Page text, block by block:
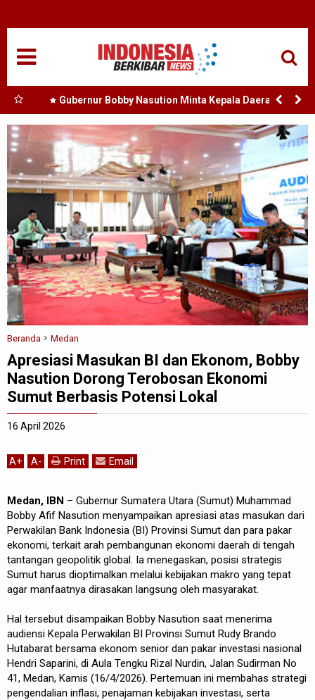
Gubernur Bobby Nasution Minta Kepala Daerah se-
Kepulauan Nias Percepat Usulan BKP 2027
Beranda Medan
Apresiasi Masukan BI dan Ekonom, Bobby
Nasution Dorong Terobosan Ekonomi
Sumut Berbasis Potensi Lokal
16 April 2026
A+ A- Print Email
Medan, IBN – Gubernur Sumatera Utara (Sumut) Muhammad
Bobby Afif Nasution menyampaikan apresiasi atas masukan dari
Perwakilan Bank Indonesia (BI) Provinsi Sumut dan para pakar
ekonomi, terkait arah pembangunan ekonomi daerah di tengah
tantangan geopolitik global. Ia menegaskan, posisi strategis
Sumut harus dioptimalkan melalui kebijakan makro yang tepat
agar manfaatnya dirasakan langsung oleh masyarakat.
Hal tersebut disampaikan Bobby Nasution saat menerima
audiensi Kepala Perwakilan BI Provinsi Sumut Rudy Brando
Hutabarat bersama ekonom senior dan pakar investasi nasional
Hendri Saparini, di Aula Tengku Rizal Nurdin, Jalan Sudirman No
41, Medan, Kamis (16/4/2026). Pertemuan ini membahas strategi
pengendalian inflasi, penajaman kebijakan investasi, serta
NASIONAL
SUMUT
MEDAN
TANJUNGBALAI
ACEH
EDUKASI
ADVETORIAL
REDAKSI